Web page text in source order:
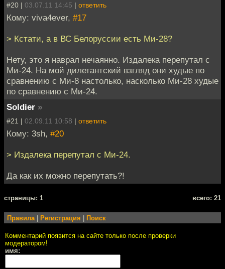
#20 | 03.07.11 14:45 | ответить
Кому: viva4ever, #17
> Кстати, а в ВС Белоруссии есть Ми-28?
Нету, это я наврал нечаянно. Издалека перепутал с
Ми-24. На мой дилетантский взгляд они худые по
сравнению с Ми-8 настолько, насколько Ми-28 худые
по сравнению с Ми-24.
Soldier »
#21 | 02.09.11 10:58 | ответить
Кому: 3sh, #20
> Издалека перепутал с Ми-24.
Да как их можно перепутать?!
cтраницы: 1 всего: 21
Правила | Регистрация | Поиск
Комментарий появится на сайте только после проверки
модератором!
имя: